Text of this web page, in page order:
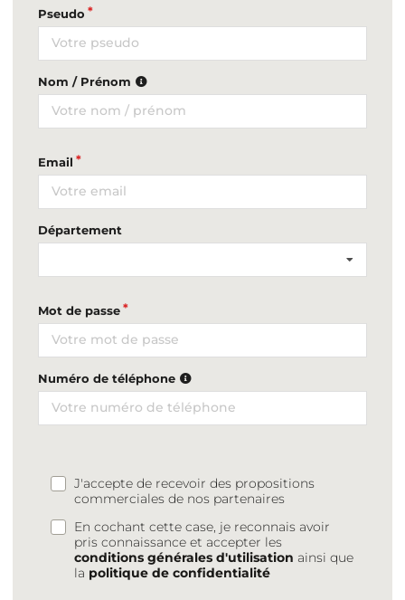
Pseudo
Nom / Prénom
Email
Département
Mot de passe
Numéro de téléphone
J'accepte de recevoir des propositions
commerciales de nos partenaires
En cochant cette case, je reconnais avoir
pris connaissance et accepter les
conditions générales d'utilisation ainsi que
la politique de confidentialité